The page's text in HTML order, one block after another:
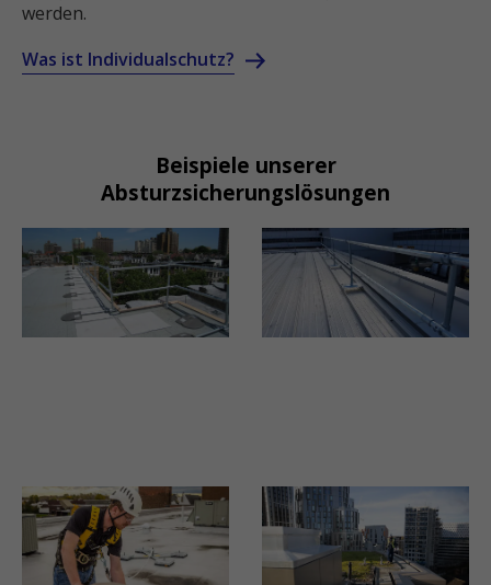
werden.
Was ist Individualschutz?
Beispiele unserer
Absturzsicherungslösungen